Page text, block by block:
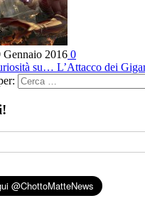
Gennaio 2016 0
su… L’Attacco dei